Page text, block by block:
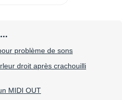
problème de sons
droit après crachouilli
MIDI OUT